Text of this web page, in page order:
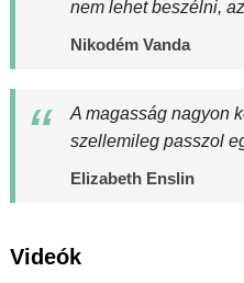
nem lehet beszélni,
Nikodém Vanda
A magasság nagyon
szellemileg passzol
Elizabeth Enslin
Videók